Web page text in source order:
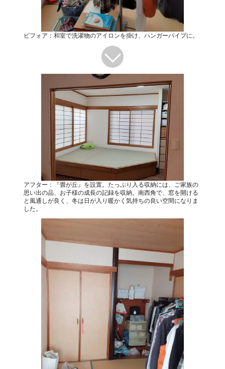
ビフォア：和室で洗濯物のアイロンを掛け、ハンガーパイプに。
アフター：『畳が丘』を設置。たっぷり入る収納には、ご家族の
思い出の品、お子様の成長の記録を収納。南西角で、窓を開ける
と風通しが良く、冬は日が入り暖かく気持ちの良い空間になりま
した。